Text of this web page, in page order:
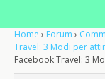
Home › Forum ›
Travel: 3 Modi per
Facebook Travel: 3